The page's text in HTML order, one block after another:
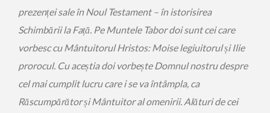
prezenței sale în Noul Testament – în istorisirea
Schimbării la Față. Pe Muntele Tabor doi sunt cei care
vorbesc cu Mântuitorul Hristos: Moise legiuitorul și Ilie
prorocul. Cu aceștia doi vorbește Domnul nostru despre
cel mai cumplit lucru care i se va întâmpla, ca
Răscumpărător și Mântuitor al omenirii. Alături de cei